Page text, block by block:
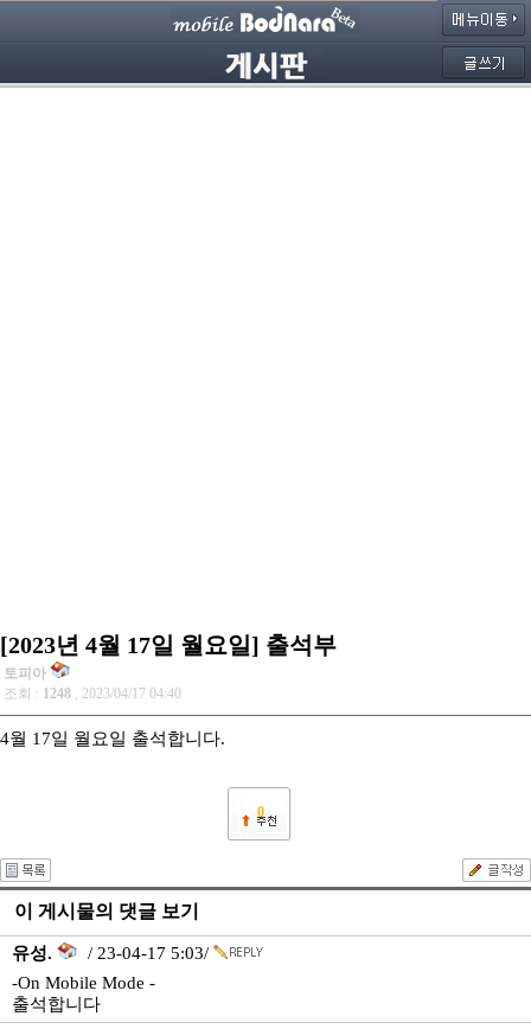
[2023년 4월 17일 월요일] 출석부
토피아
조회 : 1248 , 2023/04/17 04:40
4월 17일 월요일 출석합니다.
0
이 게시물의 댓글 보기
유성.
/ 23-04-17 5:03/
-On Mobile Mode -
출석합니다